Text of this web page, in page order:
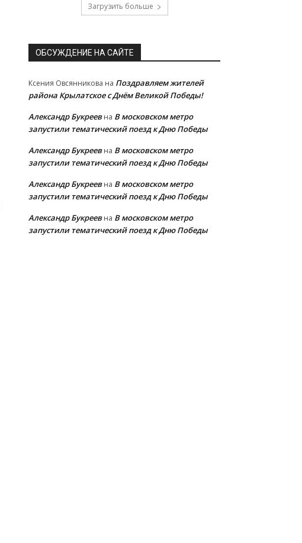
Загрузить больше
ОБСУЖДЕНИЕ НА САЙТЕ
Ксения Овсянникова на Поздравляем жителей
района Крылатское с Днём Великой Победы!
Александр Букреевна В московском метро
запустили тематический поезд к Дню Победы
Александр Букреевна В московском метро
запустили тематический поезд к Дню Победы
Александр Букреевна В московском метро
запустили тематический поезд к Дню Победы
Александр Букреевна В московском метро
запустили тематический поезд к Дню Победы